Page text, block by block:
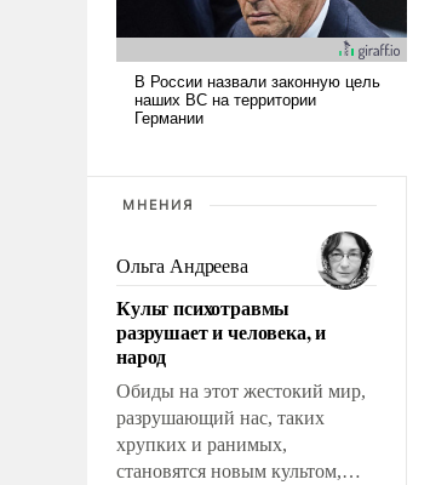
МНЕНИЯ
Ольга Андреева
Культ психотравмы
разрушает и человека, и
народ
Обиды на этот жестокий мир,
разрушающий нас, таких
хрупких и ранимых,
становятся новым культом,